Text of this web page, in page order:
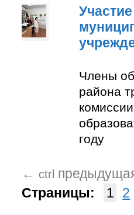
Члены
района
году
← ctrl
Страницы:
1 2